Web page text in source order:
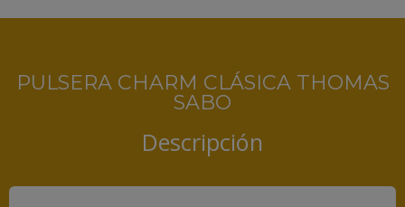
PULSERA CHARM CLÁSICA THOMAS
SABO
Descripción